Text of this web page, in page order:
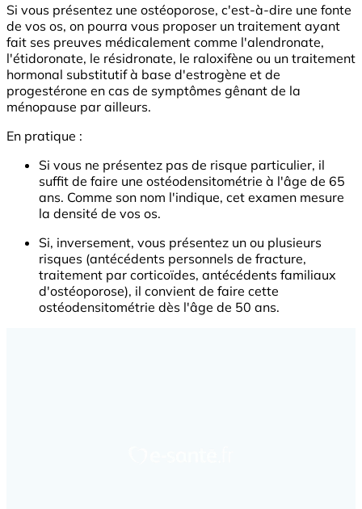
Si vous présentez une ostéoporose, c'est-à-dire une fonte
de vos os, on pourra vous proposer un traitement ayant
fait ses preuves médicalement comme l'alendronate,
l'étidoronate, le résidronate, le raloxifène ou un traitement
hormonal substitutif à base d'estrogène et de
progestérone en cas de symptômes gênant de la
ménopause par ailleurs.
En pratique :
Si vous ne présentez pas de risque particulier, il
suffit de faire une ostéodensitométrie à l'âge de 65
ans. Comme son nom l'indique, cet examen mesure
la densité de vos os.
Si, inversement, vous présentez un ou plusieurs
risques (antécédents personnels de fracture,
traitement par corticoïdes, antécédents familiaux
d'ostéoporose), il convient de faire cette
ostéodensitométrie dès l'âge de 50 ans.